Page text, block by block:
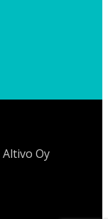
Altivo Oy